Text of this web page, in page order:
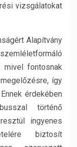
vizsgálatokat
Alapítvány
mivel fontosnak
így
érdekében
történő
ingyenes
biztosít